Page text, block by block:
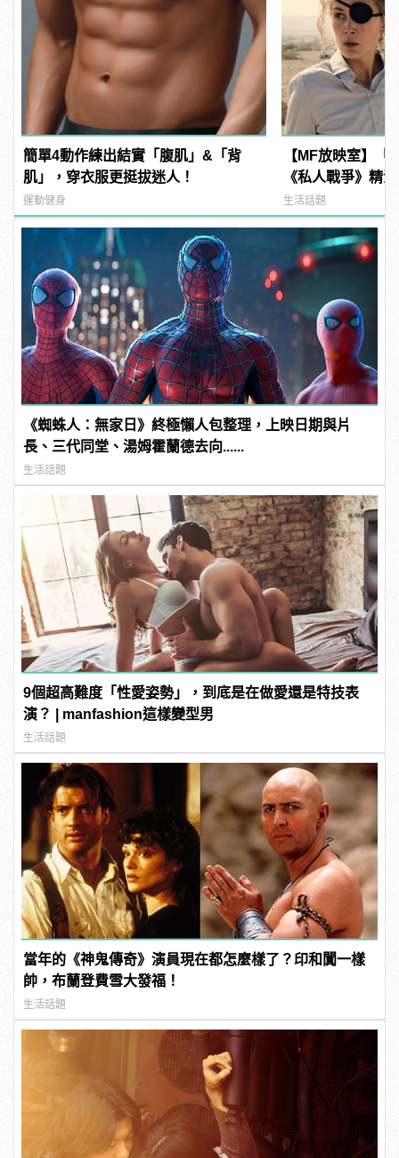
簡單4動作練出結實「腹肌」&「背
肌」，穿衣服更挺拔迷人！
運動健身
【MF放映室】「
《私人戰爭》精
生活話題
《蜘蛛人：無家日》終極懶人包整理，上映日期與片
長、三代同堂、湯姆霍蘭德去向......
生活話題
9個超高難度「性愛姿勢」，到底是在做愛還是特技表
演？ | manfashion這樣變型男
生活話題
當年的《神鬼傳奇》演員現在都怎麼樣了？印和闐一樣
帥，布蘭登費雪大發福！
生活話題